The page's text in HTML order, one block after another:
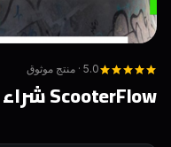
5.0 · منتج موثوق
ScooterFlow شراء مباشرة